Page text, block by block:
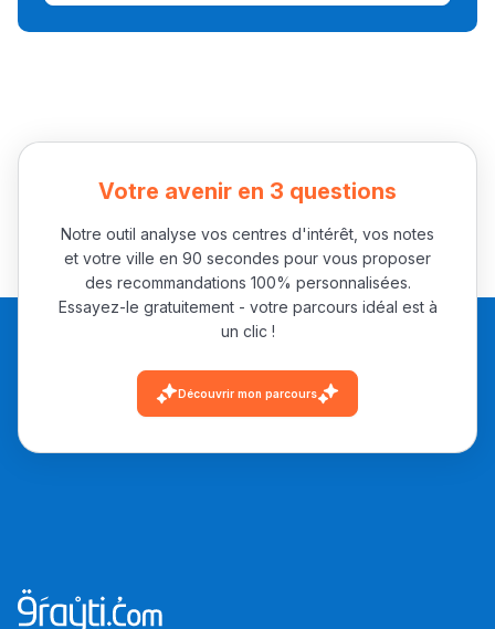
يلقاو التوازن من الدّاخل
ومن الخارج، بشرى
أمسكين بنات مسارها
خطوة بخطوة - مترجم
القراية و الخدمة فمجال
تقويم البصر مع المختصّة
مسار عبد العزيز فتيشي،
المبدع فمجال الديكور و
Votre avenir en 3 questions
Notre outil analyse vos centres d'intérêt, vos notes
et votre ville en 90 secondes pour vous proposer
des recommandations 100% personnalisées.
Essayez-le gratuitement - votre parcours idéal est à
un clic !
Découvrir mon parcours